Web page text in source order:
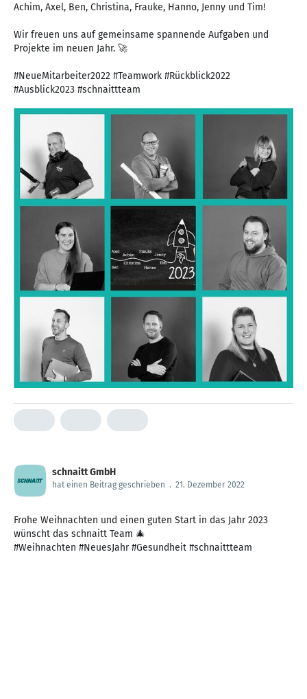
Achim, Axel, Ben, Christina, Frauke, Hanno, Jenny und Tim!
Wir freuen uns auf gemeinsame spannende Aufgaben und
Projekte im neuen Jahr. 🚀
#NeueMitarbeiter2022 #Teamwork #Rückblick2022
#Ausblick2023 #schnaittteam
schnaitt GmbH
hat einen Beitrag geschrieben . 21. Dezember 2022
Frohe Weihnachten und einen guten Start in das Jahr 2023
wünscht das schnaitt Team 🎄
#Weihnachten #NeuesJahr #Gesundheit #schnaittteam